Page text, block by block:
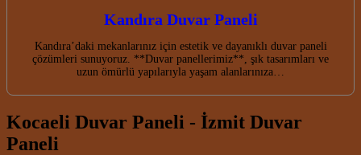
Kandıra Duvar Paneli
Kandıra’daki mekanlarınız için estetik ve dayanıklı duvar paneli
çözümleri sunuyoruz. **Duvar panellerimiz**, şık tasarımları ve
uzun ömürlü yapılarıyla yaşam alanlarınıza…
Kocaeli Duvar Paneli - İzmit Duvar
Paneli